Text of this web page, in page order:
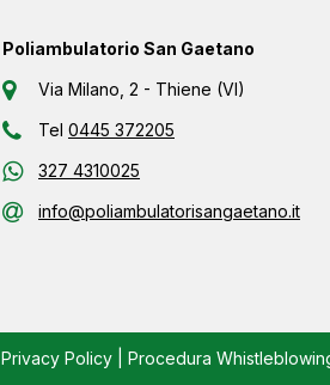
Poliambulatorio San Gaetano
Via Milano, 2 - Thiene (VI)
Tel 0445 372205
327 4310025
info@poliambulatorisangaetano.it
Privacy Policy Procedura